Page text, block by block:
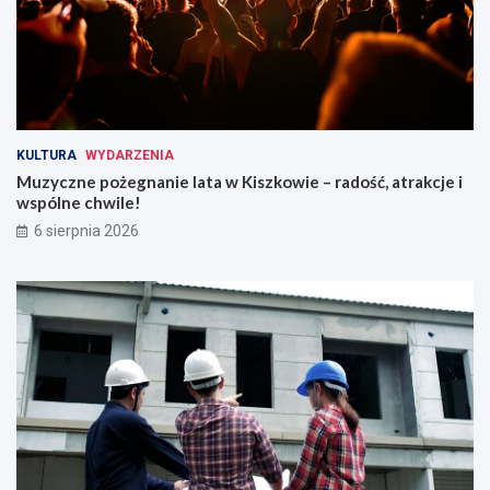
w
a
KULTURA WYDARZENIA
Muzyczne pożegnanie lata w Kiszkowie – radość, atrakcje i
wspólne chwile!
6 sierpnia 2026